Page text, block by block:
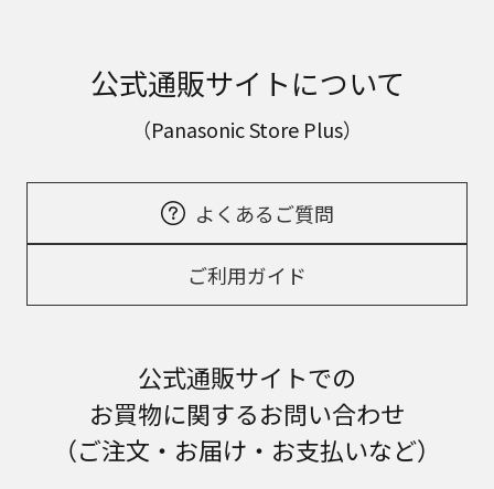
公式通販サイトについて
（Panasonic Store Plus）
よくあるご質問
ご利用ガイド
公式通販サイトでの
お買物に関するお問い合わせ
（ご注文・お届け・お支払いなど）